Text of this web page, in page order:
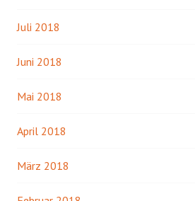
Juli 2018
Juni 2018
Mai 2018
April 2018
März 2018